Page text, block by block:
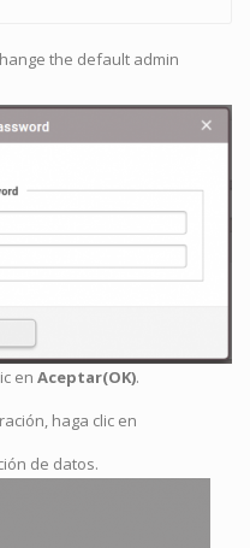
the default admin
en Aceptar(OK).
haga clic en
de datos.